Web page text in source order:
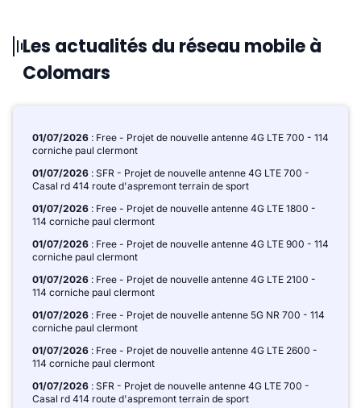
Les actualités du réseau mobile à
Colomars
01/07/2026 : Free - Projet de nouvelle antenne 4G LTE 700 - 114
corniche paul clermont
01/07/2026 : SFR - Projet de nouvelle antenne 4G LTE 700 -
Casal rd 414 route d'aspremont terrain de sport
01/07/2026 : Free - Projet de nouvelle antenne 4G LTE 1800 -
114 corniche paul clermont
01/07/2026 : Free - Projet de nouvelle antenne 4G LTE 900 - 114
corniche paul clermont
01/07/2026 : Free - Projet de nouvelle antenne 4G LTE 2100 -
114 corniche paul clermont
01/07/2026 : Free - Projet de nouvelle antenne 5G NR 700 - 114
corniche paul clermont
01/07/2026 : Free - Projet de nouvelle antenne 4G LTE 2600 -
114 corniche paul clermont
01/07/2026 : SFR - Projet de nouvelle antenne 4G LTE 700 -
Casal rd 414 route d'aspremont terrain de sport